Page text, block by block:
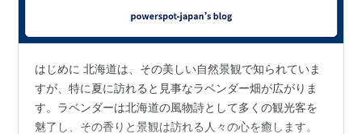
はじめに 北海道は、その美しい自然景観で知られていま
すが、特に夏に訪れると見事なラベンダー畑が広がりま
す。ラベンダーは北海道の風物詩として多くの観光客を
魅了し、その香りと景観は訪れる人々の心を癒します。